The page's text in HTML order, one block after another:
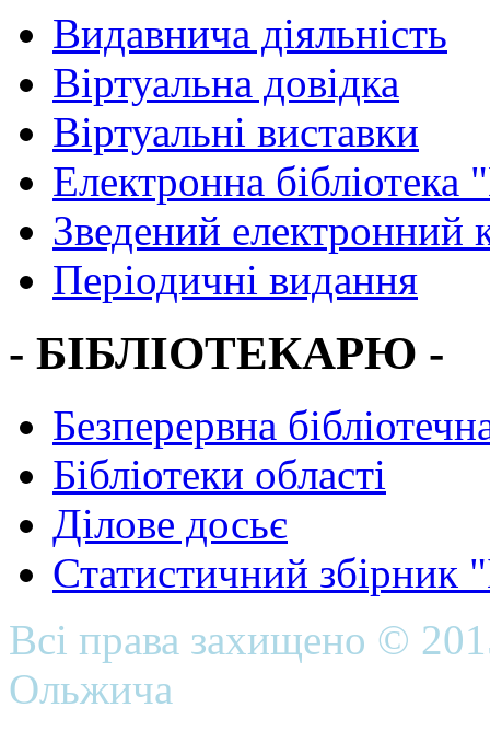
Видавнича діяльність
Віртуальна довідка
Віртуальні виставки
Електронна
Зведений електронний
Періодичні видання
- БІБЛІОТЕКАРЮ -
Безперервна
Бібліотеки області
Ділове досьє
Статистичний
Всі права захищено ©
Ольжича